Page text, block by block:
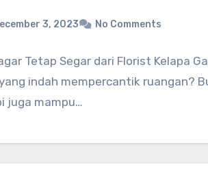
3, 2023 No Comments
Tetap Segar dari Florist Kelapa
indah mempercantik ruangan?
juga mampu…